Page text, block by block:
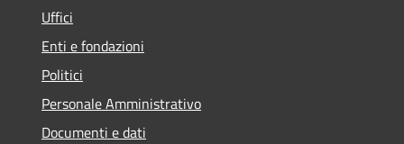
Uffici
Enti e fondazioni
Politici
Personale Amministrativo
Documenti e dati